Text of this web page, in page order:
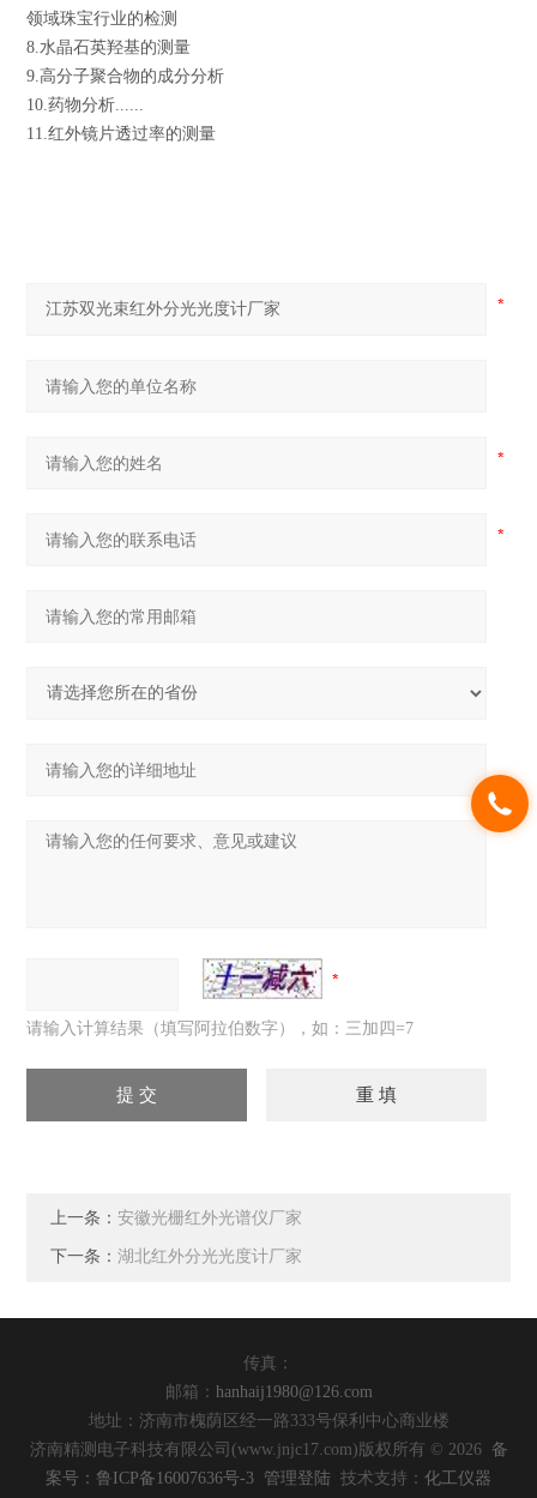
领域珠宝行业的检测
8.水晶石英羟基的测量
9.高分子聚合物的成分分析
10.药物分析......
11.红外镜片透过率的测量
请输入计算结果（填写阿拉伯数字），如：三加四=7
上一条：安徽光栅红外光谱仪厂家
下一条：湖北红外分光光度计厂家
传真：
邮箱： hanhaij1980@126.com
地址：济南市槐荫区经一路333号保利中心商业楼
济南精测电子科技有限公司(www.jnjc17.com)版权所有 © 2026 备
案号：鲁ICP备16007636号-3 管理登陆 技术支持： 化工仪器